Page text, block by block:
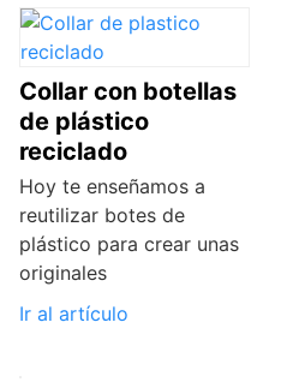
Collar con botellas
de plástico
reciclado
Hoy te enseñamos a
reutilizar botes de
plástico para crear unas
originales
Ir al artículo